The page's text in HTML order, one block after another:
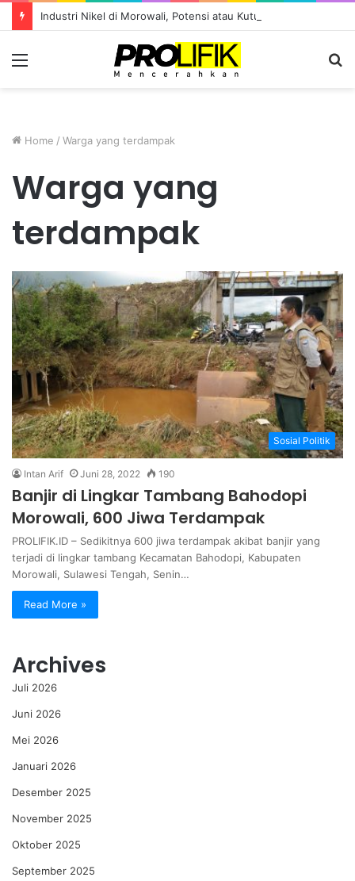
Home / Warga yang terdampak
Warga yang
terdampak
Sosial Politik
Intan Arif Juni 28, 2022 190
Banjir di Lingkar Tambang Bahodopi
Morowali, 600 Jiwa Terdampak
PROLIFIK.ID – Sedikitnya 600 jiwa terdampak akibat banjir yang
terjadi di lingkar tambang Kecamatan Bahodopi, Kabupaten
Morowali, Sulawesi Tengah, Senin…
Read More »
Archives
Juli 2026
Juni 2026
Mei 2026
Januari 2026
Desember 2025
November 2025
Oktober 2025
September 2025